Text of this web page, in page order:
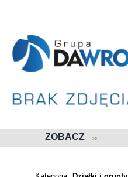
ZOBACZ